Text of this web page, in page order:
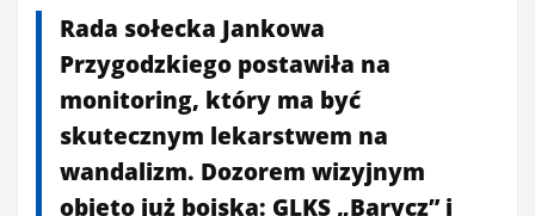
Rada sołecka Jankowa
Przygodzkiego postawiła na
monitoring, który ma być
skutecznym lekarstwem na
wandalizm. Dozorem wizyjnym
objęto już boiska: GLKS „Barycz” i